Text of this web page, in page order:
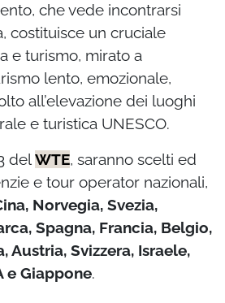
che vede incontrarsi
costituisce un cruciale
e turismo, mirato a
lento, emozionale,
all’elevazione dei luoghi
e turistica UNESCO.
delWTE, saranno scelti ed
e tour operator nazionali,
Norvegia, Svezia,
Spagna, Francia, Belgio,
Austria, Svizzera, Israele,
e Giappone.